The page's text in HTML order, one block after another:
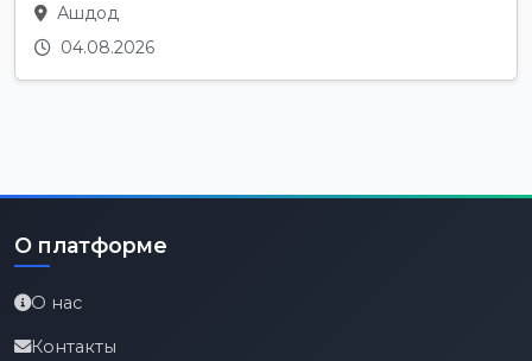
Ашдод
04.08.2026
О платформе
О нас
Контакты